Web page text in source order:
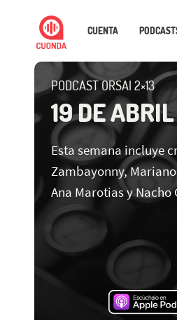
CUENTA
PODCAST ORSAI 2×13
19 DE
Esta semana incluye
Zambayonny,
Ana Marotias y Nacho